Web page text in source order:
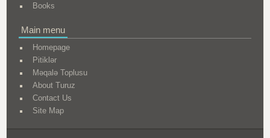
Books
Main menu
Homepage
Pitiklər
Məqalə Toplusu
About Turuz
Contact Us
Site Map